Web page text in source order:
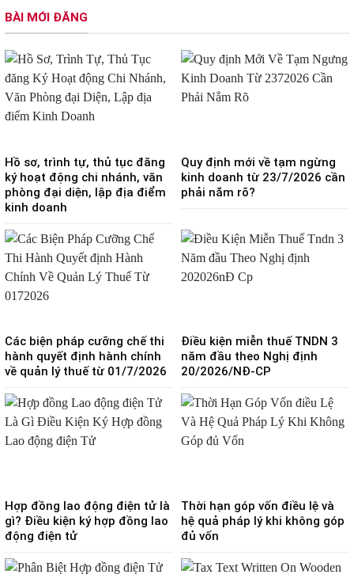
BÀI MỚI ĐĂNG
Hồ sơ, trình tự, thủ tục đăng
ký hoạt động chi nhánh, văn
phòng đại diện, lập địa điểm
kinh doanh
Quy định mới về tạm ngừng
kinh doanh từ 23/7/2026 cần
phải nắm rõ?
Các biện pháp cưỡng chế thi
hành quyết định hành chính
về quản lý thuế từ 01/7/2026
Điều kiện miễn thuế TNDN 3
năm đầu theo Nghị định
20/2026/NĐ-CP
Hợp đồng lao động điện tử là
gì? Điều kiện ký hợp đồng lao
động điện tử
Thời hạn góp vốn điều lệ và
hệ quả pháp lý khi không góp
đủ vốn